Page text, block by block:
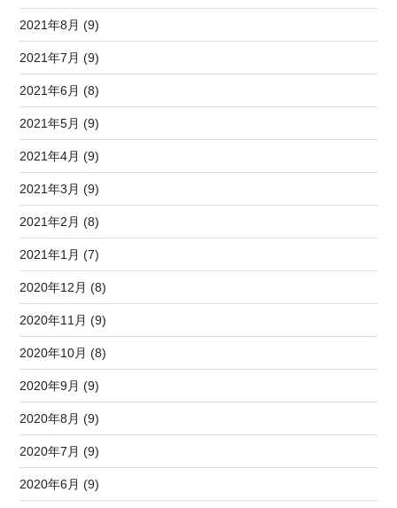
2021年8月 (9)
2021年7月 (9)
2021年6月 (8)
2021年5月 (9)
2021年4月 (9)
2021年3月 (9)
2021年2月 (8)
2021年1月 (7)
2020年12月 (8)
2020年11月 (9)
2020年10月 (8)
2020年9月 (9)
2020年8月 (9)
2020年7月 (9)
2020年6月 (9)